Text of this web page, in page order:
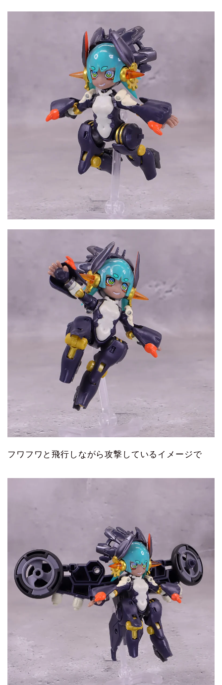
フワフワと飛行しながら攻撃しているイメージで